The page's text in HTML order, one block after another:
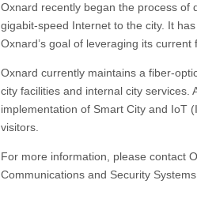
Oxnard recently began the process of
gigabit-speed Internet to the city. It
Oxnard’s goal of leveraging its current
Oxnard currently maintains a fiber-
city facilities and internal city services.
implementation of Smart City and IoT
visitors.
For more information, please contact
Communications and Security